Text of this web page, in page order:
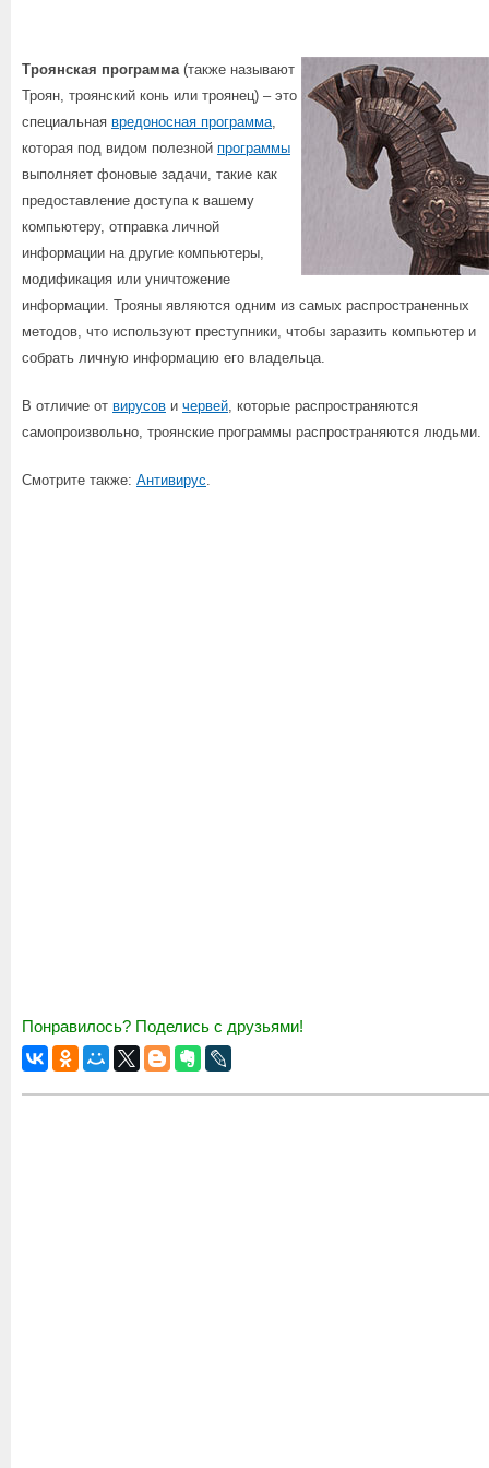
Троянская программа(также называют
Троян, троянский конь или троянец) – это
специальная вредоносная программа,
которая под видом полезной программы
выполняет фоновые задачи, такие как
предоставление доступа к вашему
компьютеру, отправка личной
информации на другие компьютеры,
модификация или уничтожение
информации. Трояны являются одним из самых распространенных
методов, что используют преступники, чтобы заразить компьютер и
собрать личную информацию его владельца.
В отличие от вирусов и червей, которые распространяются
самопроизвольно, троянские программы распространяются людьми.
Смотрите также: Антивирус.
Понравилось? Поделись с друзьями!